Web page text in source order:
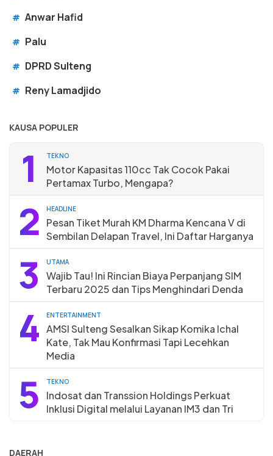
# Anwar Hafid
# Palu
# DPRD Sulteng
# Reny Lamadjido
KAUSA POPULER
1 TEKNO
Motor Kapasitas 110cc Tak Cocok Pakai
Pertamax Turbo, Mengapa?
2 HEADLINE
Pesan Tiket Murah KM Dharma Kencana V di
Sembilan Delapan Travel, Ini Daftar Harganya
3 UTAMA
Wajib Tau! Ini Rincian Biaya Perpanjang SIM
Terbaru 2025 dan Tips Menghindari Denda
4 ENTERTAINMENT
AMSI Sulteng Sesalkan Sikap Komika Ichal
Kate, Tak Mau Konfirmasi Tapi Lecehkan
Media
5 TEKNO
Indosat dan Transsion Holdings Perkuat
Inklusi Digital melalui Layanan IM3 dan Tri
DAERAH